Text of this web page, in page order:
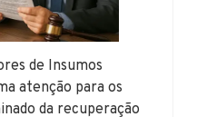
de Insumos
atenção para os
da recuperação